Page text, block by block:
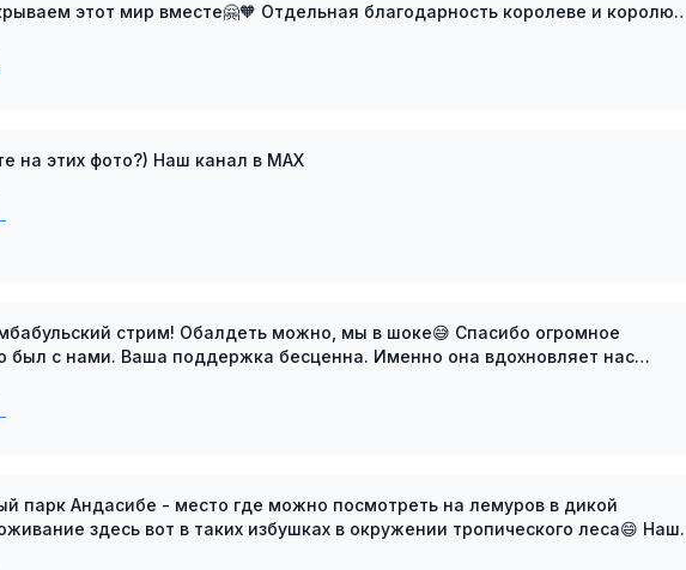
вместе🤗🧡 Отдельная благодарность королеве и королю
топ донаты: Natalia Ernesa
Что вы видите на этих фото?) Наш канал в MAX
стрим! Обалдеть можно, мы в шоке😅 Спасибо огромное
был с нами. Ваша поддержка бесценна. Именно она вдохновляет нас
и открывать новые страны! Вы н
парк Андасибе - место где можно посмотреть на лемуров в дикой
здесь вот в таких избушках в окружении тропического леса😄 Наш